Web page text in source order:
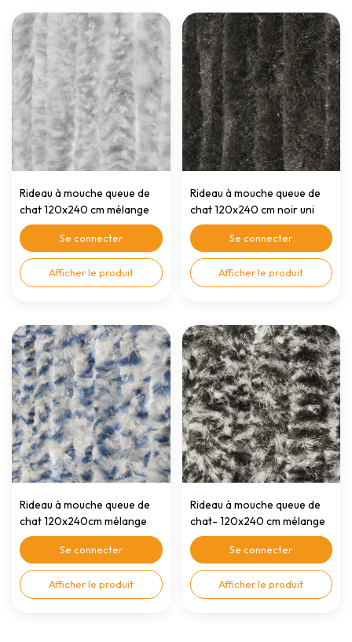
Rideau à mouche queue de
chat 120x240 cm mélange
gris/blanc
Se connecter
Afficher le produit
Rideau à mouche queue de
chat 120x240 cm noir uni
Se connecter
Afficher le produit
Rideau à mouche queue de
chat 120x240cm mélange
bleu/blanc
Se connecter
Afficher le produit
Rideau à mouche queue de
chat- 120x240 cm mélange
gris/noir/blanc
Se connecter
Afficher le produit